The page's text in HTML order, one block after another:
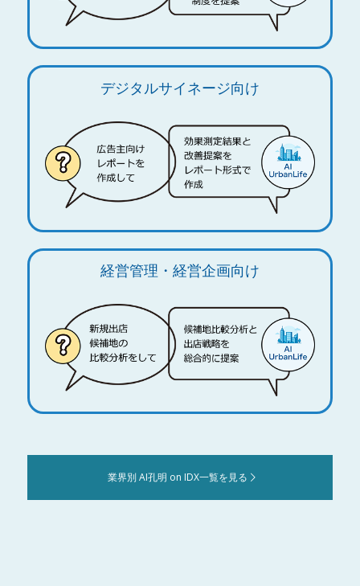
デジタルサイネージ向け
経営管理・経営企画向け
業界別 AI孔明 on IDX一覧を見る